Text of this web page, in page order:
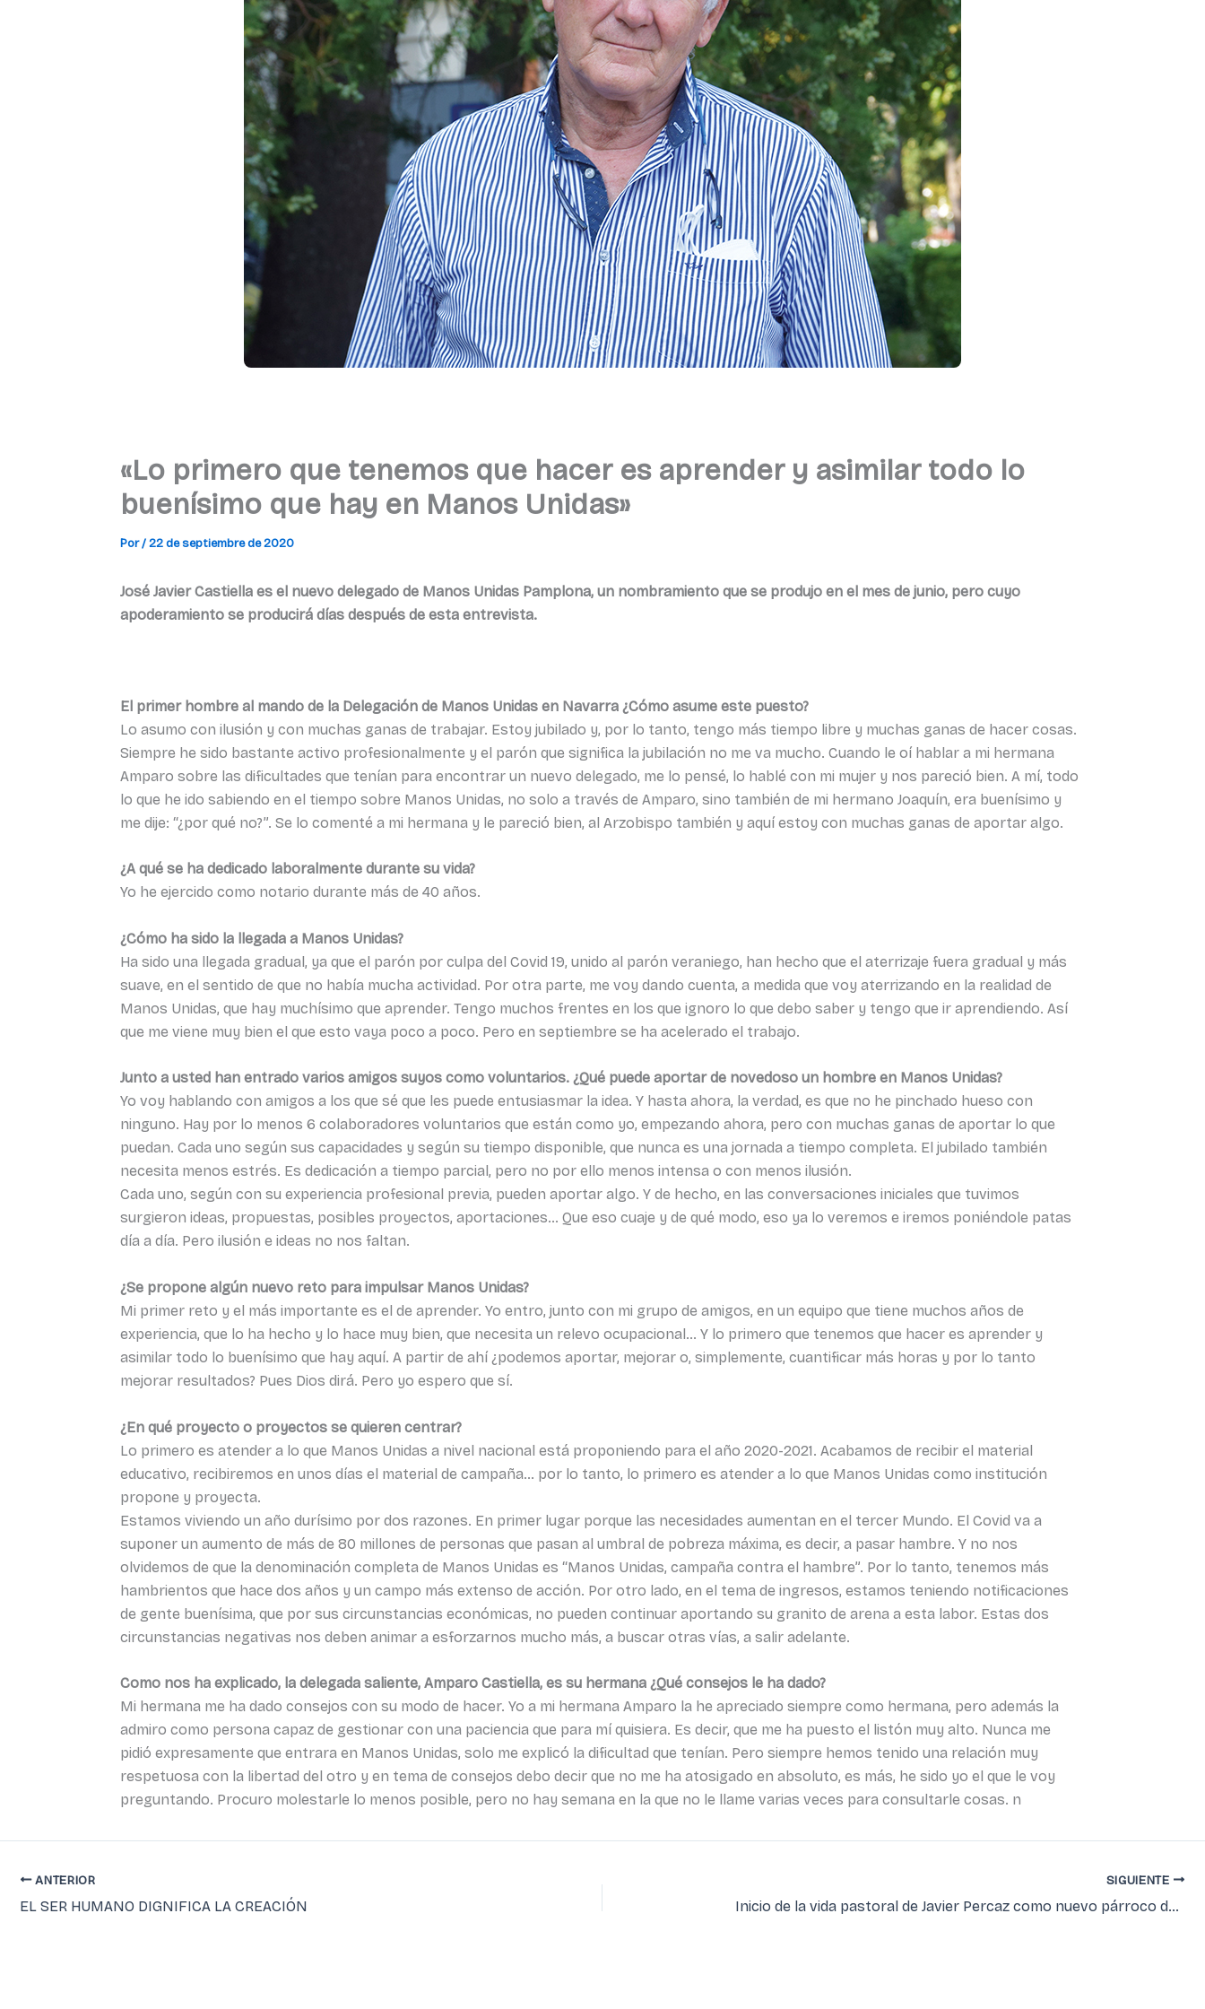
«Lo primero que tenemos que hacer es aprender y asimilar todo lo
buenísimo que hay en Manos Unidas»
Por/22 de septiembre de 2020
José Javier Castiella es el nuevo delegado de Manos Unidas Pamplona, un nombramiento que se produjo en el mes de junio, pero cuyo
apoderamiento se producirá días después de esta entrevista.
El primer hombre al mando de la Delegación de Manos Unidas en Navarra ¿Cómo asume este puesto?
Lo asumo con ilusión y con muchas ganas de trabajar. Estoy jubilado y, por lo tanto, tengo más tiempo libre y muchas ganas de hacer cosas.
Siempre he sido bastante activo profesionalmente y el parón que significa la jubilación no me va mucho. Cuando le oí hablar a mi hermana
Amparo sobre las dificultades que tenían para encontrar un nuevo delegado, me lo pensé, lo hablé con mi mujer y nos pareció bien. A mí, todo
lo que he ido sabiendo en el tiempo sobre Manos Unidas, no solo a través de Amparo, sino también de mi hermano Joaquín, era buenísimo y
me dije: “¿por qué no?”. Se lo comenté a mi hermana y le pareció bien, al Arzobispo también y aquí estoy con muchas ganas de aportar algo.
¿A qué se ha dedicado laboralmente durante su vida?
Yo he ejercido como notario durante más de 40 años.
¿Cómo ha sido la llegada a Manos Unidas?
Ha sido una llegada gradual, ya que el parón por culpa del Covid 19, unido al parón veraniego, han hecho que el aterrizaje fuera gradual y más
suave, en el sentido de que no había mucha actividad. Por otra parte, me voy dando cuenta, a medida que voy aterrizando en la realidad de
Manos Unidas, que hay muchísimo que aprender. Tengo muchos frentes en los que ignoro lo que debo saber y tengo que ir aprendiendo. Así
que me viene muy bien el que esto vaya poco a poco. Pero en septiembre se ha acelerado el trabajo.
Junto a usted han entrado varios amigos suyos como voluntarios. ¿Qué puede aportar de novedoso un hombre en Manos Unidas?
Yo voy hablando con amigos a los que sé que les puede entusiasmar la idea. Y hasta ahora, la verdad, es que no he pinchado hueso con
ninguno. Hay por lo menos 6 colaboradores voluntarios que están como yo, empezando ahora, pero con muchas ganas de aportar lo que
puedan. Cada uno según sus capacidades y según su tiempo disponible, que nunca es una jornada a tiempo completa. El jubilado también
necesita menos estrés. Es dedicación a tiempo parcial, pero no por ello menos intensa o con menos ilusión.
Cada uno, según con su experiencia profesional previa, pueden aportar algo. Y de hecho, en las conversaciones iniciales que tuvimos
surgieron ideas, propuestas, posibles proyectos, aportaciones… Que eso cuaje y de qué modo, eso ya lo veremos e iremos poniéndole patas
día a día. Pero ilusión e ideas no nos faltan.
¿Se propone algún nuevo reto para impulsar Manos Unidas?
Mi primer reto y el más importante es el de aprender. Yo entro, junto con mi grupo de amigos, en un equipo que tiene muchos años de
experiencia, que lo ha hecho y lo hace muy bien, que necesita un relevo ocupacional… Y lo primero que tenemos que hacer es aprender y
asimilar todo lo buenísimo que hay aquí. A partir de ahí ¿podemos aportar, mejorar o, simplemente, cuantificar más horas y por lo tanto
mejorar resultados? Pues Dios dirá. Pero yo espero que sí.
¿En qué proyecto o proyectos se quieren centrar?
Lo primero es atender a lo que Manos Unidas a nivel nacional está proponiendo para el año 2020-2021. Acabamos de recibir el material
educativo, recibiremos en unos días el material de campaña… por lo tanto, lo primero es atender a lo que Manos Unidas como institución
propone y proyecta.
Estamos viviendo un año durísimo por dos razones. En primer lugar porque las necesidades aumentan en el tercer Mundo. El Covid va a
suponer un aumento de más de 80 millones de personas que pasan al umbral de pobreza máxima, es decir, a pasar hambre. Y no nos
olvidemos de que la denominación completa de Manos Unidas es “Manos Unidas, campaña contra el hambre”. Por lo tanto, tenemos más
hambrientos que hace dos años y un campo más extenso de acción. Por otro lado, en el tema de ingresos, estamos teniendo notificaciones
de gente buenísima, que por sus circunstancias económicas, no pueden continuar aportando su granito de arena a esta labor. Estas dos
circunstancias negativas nos deben animar a esforzarnos mucho más, a buscar otras vías, a salir adelante.
Como nos ha explicado, la delegada saliente, Amparo Castiella, es su hermana ¿Qué consejos le ha dado?
Mi hermana me ha dado consejos con su modo de hacer. Yo a mi hermana Amparo la he apreciado siempre como hermana, pero además la
admiro como persona capaz de gestionar con una paciencia que para mí quisiera. Es decir, que me ha puesto el listón muy alto. Nunca me
pidió expresamente que entrara en Manos Unidas, solo me explicó la dificultad que tenían. Pero siempre hemos tenido una relación muy
respetuosa con la libertad del otro y en tema de consejos debo decir que no me ha atosigado en absoluto, es más, he sido yo el que le voy
preguntando. Procuro molestarle lo menos posible, pero no hay semana en la que no le llame varias veces para consultarle cosas. n
ANTERIOR
EL SER HUMANO DIGNIFICA LA CREACIÓN
SIGUIENTE
Inicio de la vida pastoral de Javier Percaz como nuevo párroco de Buñuel